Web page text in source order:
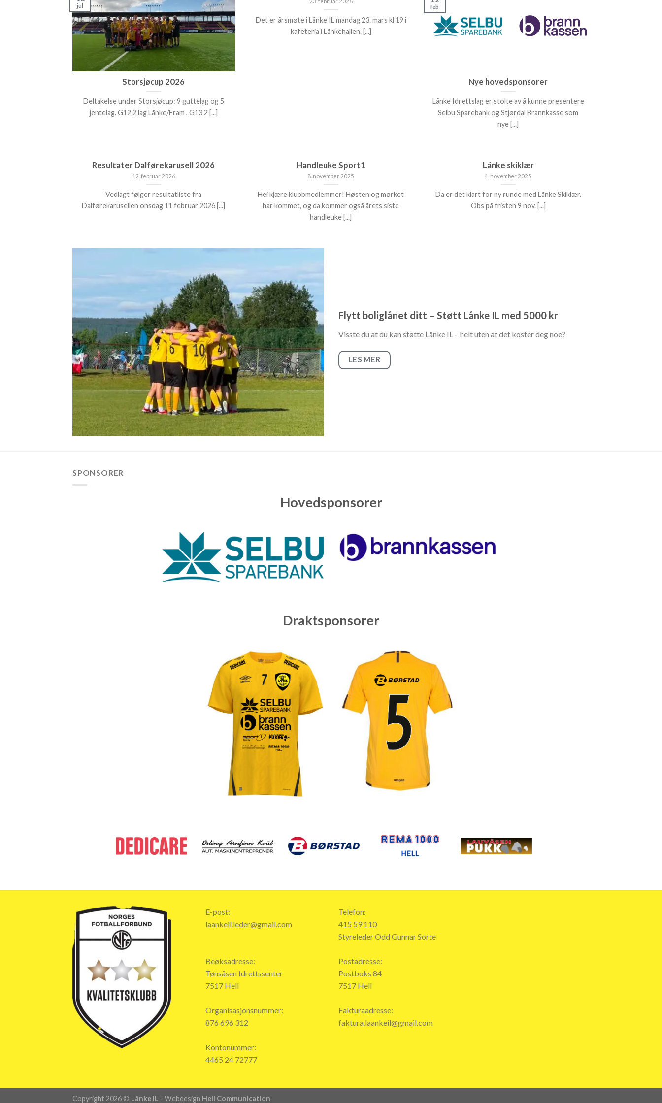
Storsjøcup 2026
Deltakelse under Storsjøcup: 9 guttelag og 5
jentelag. G12 2 lag Lånke/Fram , G13 2 [...]
jul
23. februar 2026
Det er årsmøte i Lånke IL mandag 23. mars kl 19 i
kafeteria i Lånkehallen. [...]
Nye hovedsponsorer
Lånke Idrettslag er stolte av å kunne presentere
Selbu Sparebank og Stjørdal Brannkasse som
nye [...]
feb
Resultater Dalførekarusell 2026
12. februar 2026
Vedlagt følger resultatliste fra
Dalførekarusellen onsdag 11 februar 2026 [...]
Handleuke Sport1
8. november 2025
Hei kjære klubbmedlemmer! Høsten og mørket
har kommet, og da kommer også årets siste
handleuke [...]
Lånke skiklær
4. november 2025
Da er det klart for ny runde med Lånke Skiklær.
Obs på fristen 9 nov. [...]
Flytt boliglånet ditt – Støtt Lånke IL med 5000 kr
Visste du at du kan støtte Lånke IL – helt uten at det koster deg noe?
LES MER
SPONSORER
Hovedsponsorer
Draktsponsorer
E-post:
laankeil.leder@gmail.com
Beøksadresse:
Tønsåsen Idrettssenter
7517 Hell
Organisasjonsnummer:
876 696 312
Kontonummer:
4465 24 72777
Telefon:
415 59 110
Styreleder Odd Gunnar Sorte
Postadresse:
Postboks 84
7517 Hell
Fakturaadresse:
faktura.laankeil@gmail.com
Copyright 2026 © Lånke IL - Webdesign Hell Communication